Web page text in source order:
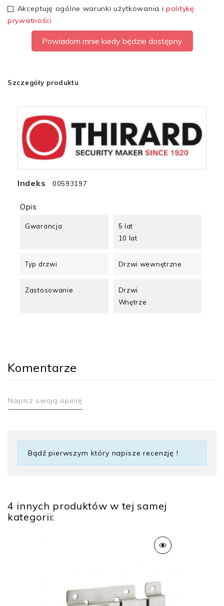
Akceptuję ogólne warunki użytkowania ipolitykę
prywatności
Powiadom mnie kiedy będzie dostępny
Szczegóły produktu
Indeks 00593197
Opis
Gwarancja
5 lat
10 lat
Typ drzwi Drzwi wewnętrzne
Zastosowanie
Drzwi
Wnętrze
Komentarze
Napisz swoją opinię
Bądź pierwszym który napisze recenzję !
4 innych produktów w tej samej
kategorii: